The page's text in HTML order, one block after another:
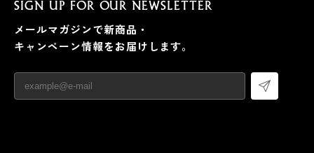
SIGN UP FOR OUR NEWSLETTER
メールマガジンで新商品・
キャンペーン情報をお届けします。